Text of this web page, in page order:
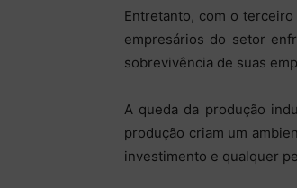
Entretanto, com o
empresários do setor
sobrevivência de suas
A queda da produção
produção criam um
investimento e qualquer